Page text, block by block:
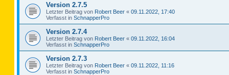
Version 2.7.5
Letzter Beitrag von Robert Beer « 09.11.2022, 17:40
Verfasst in SchnapperPro
Version 2.7.4
Letzter Beitrag von Robert Beer « 09.11.2022, 16:04
Verfasst in SchnapperPro
Version 2.7.3
Letzter Beitrag von Robert Beer « 09.11.2022, 11:16
Verfasst in SchnapperPro